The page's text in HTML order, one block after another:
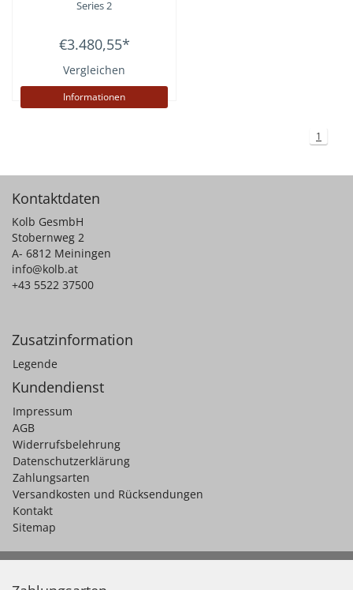
Series 2
€3.480,55*
Vergleichen
Informationen
1
Kontaktdaten
Kolb GesmbH
Stobernweg 2
A- 6812 Meiningen
info@kolb.at
+43 5522 37500
Zusatzinformation
Legende
Kundendienst
Impressum
AGB
Widerrufsbelehrung
Datenschutzerklärung
Zahlungsarten
Versandkosten und Rücksendungen
Kontakt
Sitemap